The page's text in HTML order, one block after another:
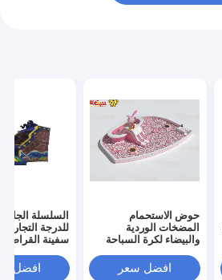
حوض الاستحمام
المضخات الوردية
والبيضاء لكرة السباحة
افضل سعر
السلسلة
للدرجة
سفينة القراصنة
افضل